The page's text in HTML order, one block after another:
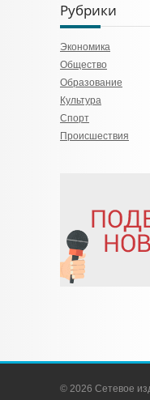
Рубрики
Экономика
Общество
Образование
Культура
Спорт
Происшествия
© 2026 Сетевое